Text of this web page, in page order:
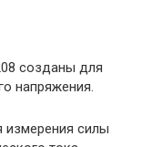
созданы для
напряжения.
силы